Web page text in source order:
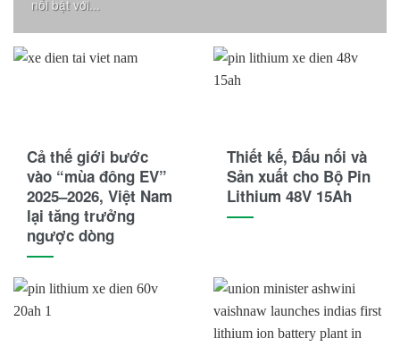
nổi bật với...
Cả thế giới bước
vào “mùa đông EV”
2025–2026, Việt Nam
lại tăng trưởng
ngược dòng
Thiết kế, Đấu nối và
Sản xuất cho Bộ Pin
Lithium 48V 15Ah